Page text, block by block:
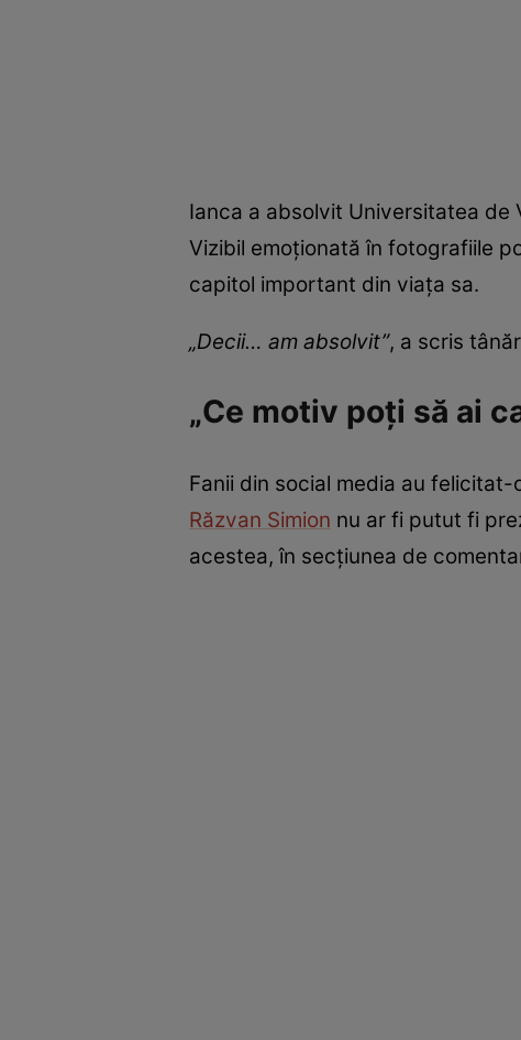
Ianca a absolvit Universitatea de
Vizibil emoționată în fotografiile
capitol important din viața sa.
„Decii… am absolvit”, a scris
„Ce motiv poți să ai
Fanii din social media au
Răzvan Simion nu ar fi putut fi
acestea, în secțiunea de